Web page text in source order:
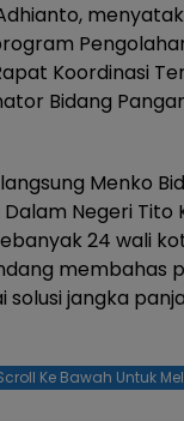
Koordinasi
Bidang
Menko
Negeri Tito
24 wali
membahas
solusi jangka
Ke Bawah Untuk